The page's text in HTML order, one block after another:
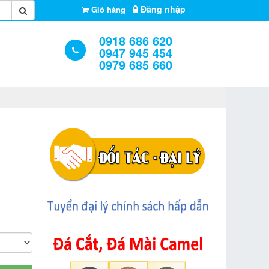
Giỏ hàng Đăng nhập
0918 686 620
0947 945 454
0979 685 660